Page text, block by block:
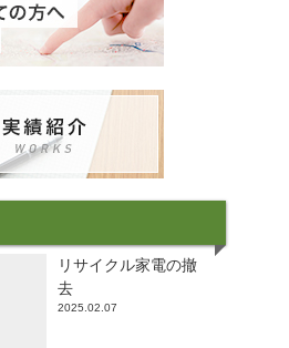
リサイクル家電の撤
去
2025.02.07